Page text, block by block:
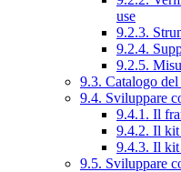
use
9.2.3.
9.2.4.
9.2.5.
9.3. Catalogo
9.4. Sviluppare
9.4.1. Il
9.4.2. Il
9.4.3. Il
9.5. Sviluppare